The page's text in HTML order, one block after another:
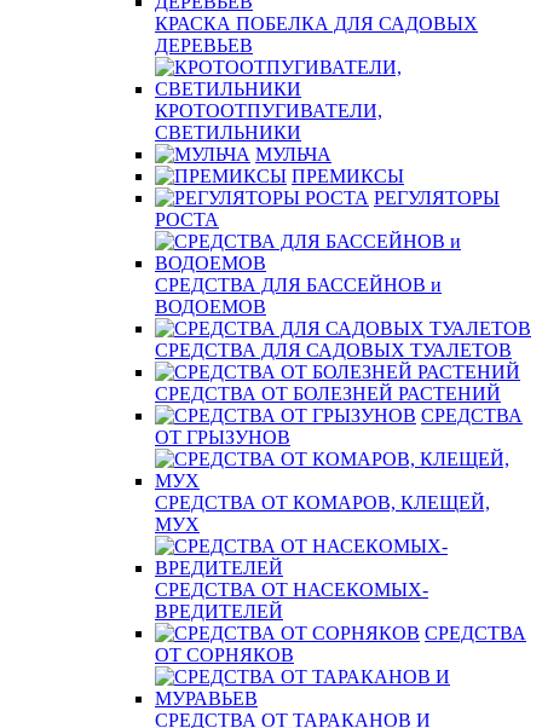
КРАСКА ПОБЕЛКА ДЛЯ САДОВЫХ
ДЕРЕВЬЕВ
КРОТООТПУГИВАТЕЛИ,
СВЕТИЛЬНИКИ
МУЛЬЧА
ПРЕМИКСЫ
РЕГУЛЯТОРЫ
РОСТА
СРЕДСТВА ДЛЯ БАССЕЙНОВ и
ВОДОЕМОВ
СРЕДСТВА ДЛЯ САДОВЫХ ТУАЛЕТОВ
СРЕДСТВА ОТ БОЛЕЗНЕЙ РАСТЕНИЙ
СРЕДСТВА
ОТ ГРЫЗУНОВ
СРЕДСТВА ОТ КОМАРОВ, КЛЕЩЕЙ,
МУХ
СРЕДСТВА ОТ НАСЕКОМЫХ-
ВРЕДИТЕЛЕЙ
СРЕДСТВА
ОТ СОРНЯКОВ
СРЕДСТВА ОТ ТАРАКАНОВ И